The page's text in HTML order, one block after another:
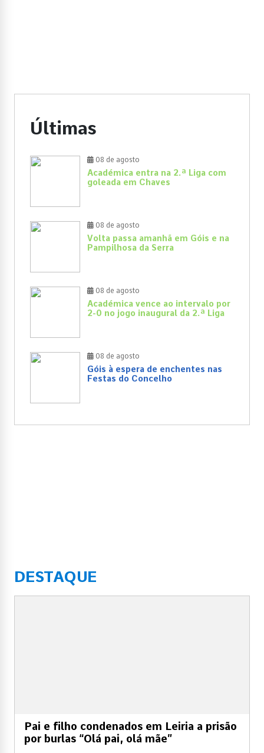
Últimas
08 de agosto
Académica entra na 2.ª Liga com
goleada em Chaves
08 de agosto
Volta passa amanhã em Góis e na
Pampilhosa da Serra
08 de agosto
Académica vence ao intervalo por
2-0 no jogo inaugural da 2.ª Liga
08 de agosto
Góis à espera de enchentes nas
Festas do Concelho
DESTAQUE
Pai e filho condenados em Leiria a prisão
por burlas “Olá pai, olá mãe”